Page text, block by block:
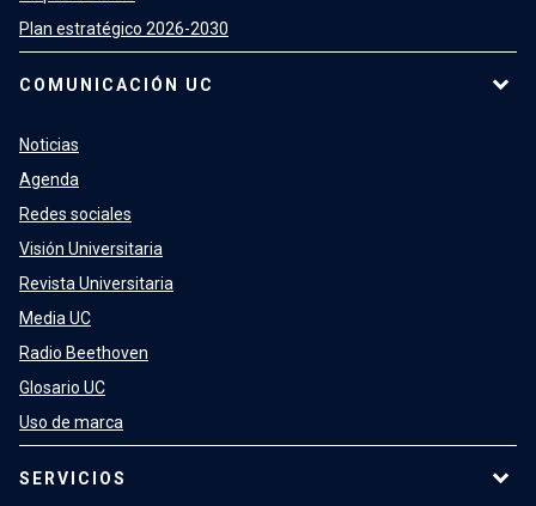
Plan estratégico 2026-2030
COMUNICACIÓN UC
Noticias
Agenda
Redes sociales
Visión Universitaria
Revista Universitaria
Media UC
Radio Beethoven
Glosario UC
Uso de marca
SERVICIOS